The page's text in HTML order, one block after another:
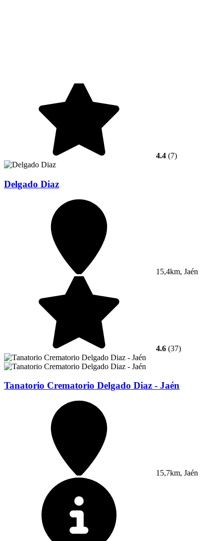
4.4 (7)
Delgado Diaz
15,4km, Jaén
4.6 (37)
Tanatorio Crematorio Delgado Diaz - Jaén
15,7km, Jaén